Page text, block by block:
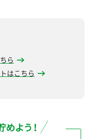
ら
はこちら